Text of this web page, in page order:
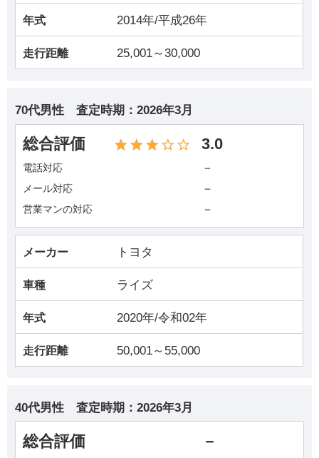
年式 2014年/平成26年
走行距離 25,001～30,000
70代男性 査定時期： 2026年3月
総合評価 3.0
電話対応 －
メール対応 －
営業マンの対応 －
メーカー トヨタ
車種 ライズ
年式 2020年/令和02年
走行距離 50,001～55,000
40代男性 査定時期： 2026年3月
総合評価 －